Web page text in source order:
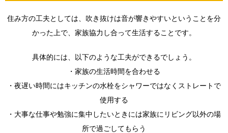
住み方の工夫としては、吹き抜けは音が響きやすいということを分
かった上で、家族協力し合って生活することです。
具体的には、以下のような工夫ができるでしょう。
・家族の生活時間を合わせる
・夜遅い時間にはキッチンの水栓をシャワーではなくストレートで
使用する
・大事な仕事や勉強に集中したいときには家族にリビング以外の場
所で過ごしてもらう